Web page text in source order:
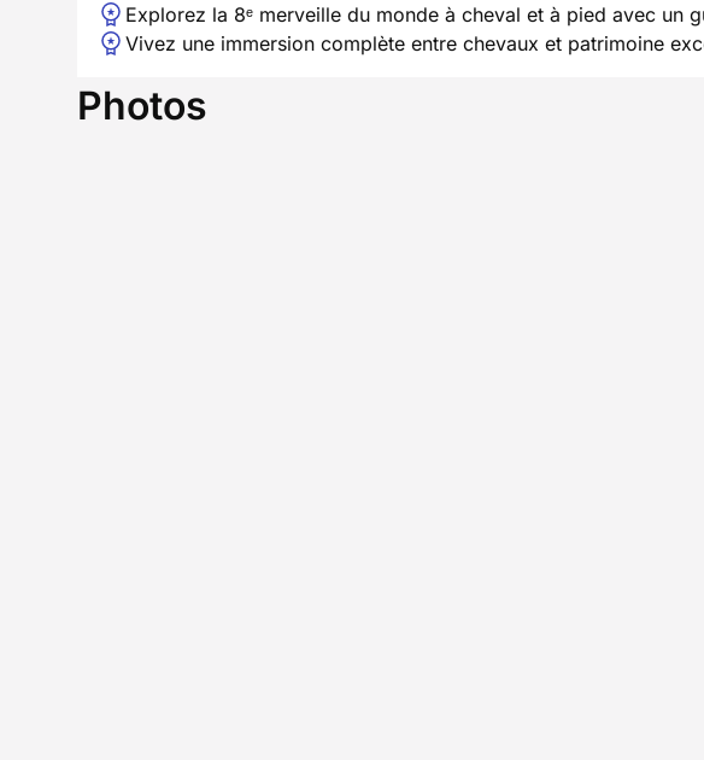
Explorez la 8ᵉ merveille du monde à cheval et à pied avec un
Vivez une immersion complète entre chevaux et patrimoine
Photos